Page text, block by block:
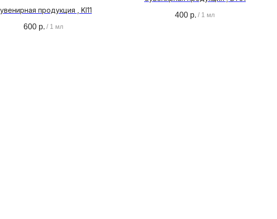
продукция , KI11
600 р. / 1 мл
400 р. / 1 мл